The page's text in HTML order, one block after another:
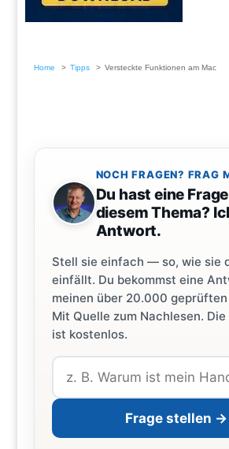
Home Tipps Versteckte Funktionen am Mac
NOCH FRAGEN? FRAG
Du hast eine
diesem Thema?
Antwort.
Stell sie einfach — so, wie sie
einfällt. Du bekommst eine
meinen über 20.000
Mit Quelle zum Nachlesen.
ist kostenlos.
Frage stellen →